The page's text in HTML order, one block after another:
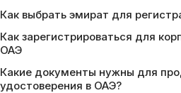
Как выбрать эмират для
Как зарегистрироваться для
ОАЭ
Какие документы нужны для
удостоверения в ОАЭ?